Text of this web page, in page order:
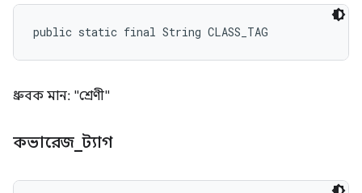
public static final String CLASS_TAG
ধ্রুবক মান: "শ্রেণী"
কভারেজ _ট্যাগ